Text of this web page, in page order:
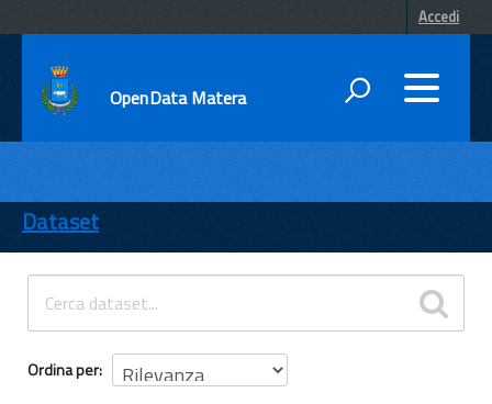
Accedi
OpenData Matera
ENTI
TEMI
INFORMAZIONI
Dataset
Ordina per